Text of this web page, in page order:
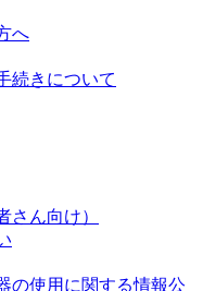
へ
続きについて
さん向け）
の使用に関する情報公